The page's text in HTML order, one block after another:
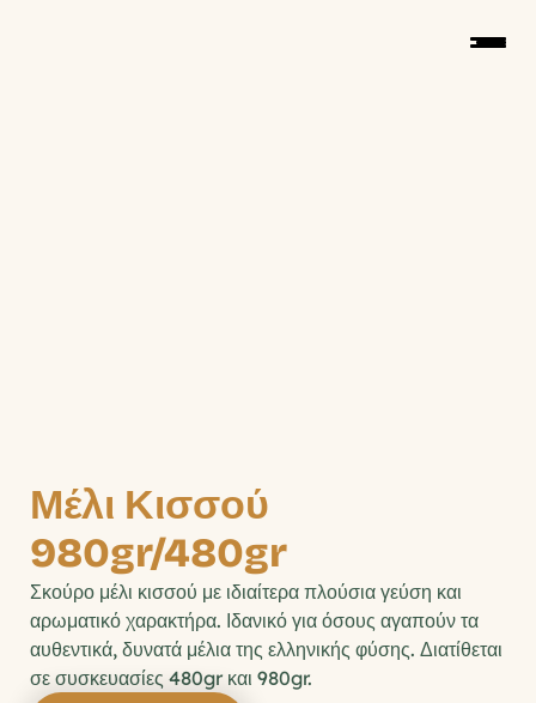
Μέλι Κισσού
980gr/480gr
Σκούρο μέλι κισσού με ιδιαίτερα πλούσια γεύση και
αρωματικό χαρακτήρα. Ιδανικό για όσους αγαπούν τα
αυθεντικά, δυνατά μέλια της ελληνικής φύσης. Διατίθεται
σε συσκευασίες 480gr και 980gr.